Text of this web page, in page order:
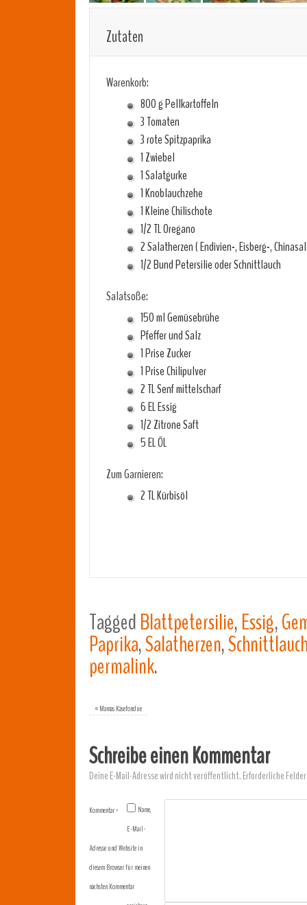
Zutaten
Warenkorb:
800 g Pellkartoffeln
3 Tomaten
3 rote Spitzpaprika
1 Zwiebel
1 Salatgurke
1 Knoblauchzehe
1 Kleine Chilischote
1/2 TL Oregano
2 Salatherzen ( Endivien-, Eisberg-,
1/2 Bund Petersilie oder Schnittlauch
Salatsoße:
150 ml Gemüsebrühe
Pfeffer und Salz
1 Prise Zucker
1 Prise Chilipulver
2 TL Senf mittelscharf
6 EL Essig
1/2 Zitrone Saft
5 EL ÖL
Zum Garnieren:
2 TL Kürbisöl
TaggedBlattpetersilie,Essig,
Paprika,Salatherzen,
permalink.
«Mamas Käsefondue
Schreibe einen Kommentar
Deine E-Mail-Adresse wird nicht veröffentlicht.Erforderliche
Kommentar*
Name,
E-Mail-
Adresse und Website in
diesem Browser für meinen
nächsten Kommentar